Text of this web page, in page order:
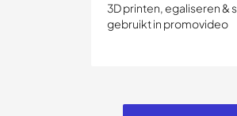
3D printen, egaliseren &
gebruikt in promovideo